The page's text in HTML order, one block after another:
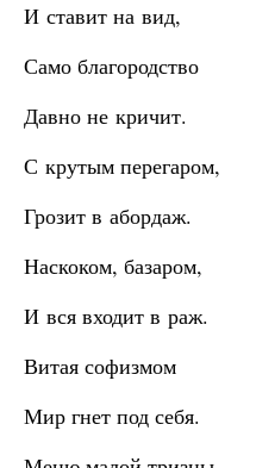
И ставит на вид,
Само благородство
Давно не кричит.
С крутым перегаром,
Грозит в абордаж.
Наскоком, базаром,
И вся входит в раж.
Витая софизмом
Мир гнет под себя.